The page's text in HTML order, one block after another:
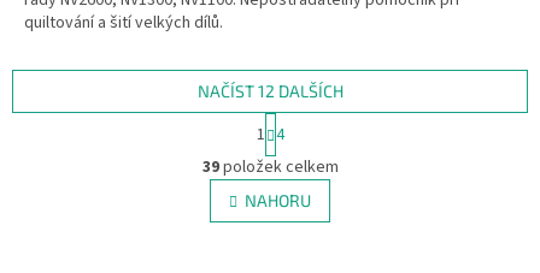
quiltování a šití velkých dílů.
O
v
l
á
NAČÍST 12 DALŠÍCH
S
t
r
á
n
k
1 4
39položek celkem
NAHORU